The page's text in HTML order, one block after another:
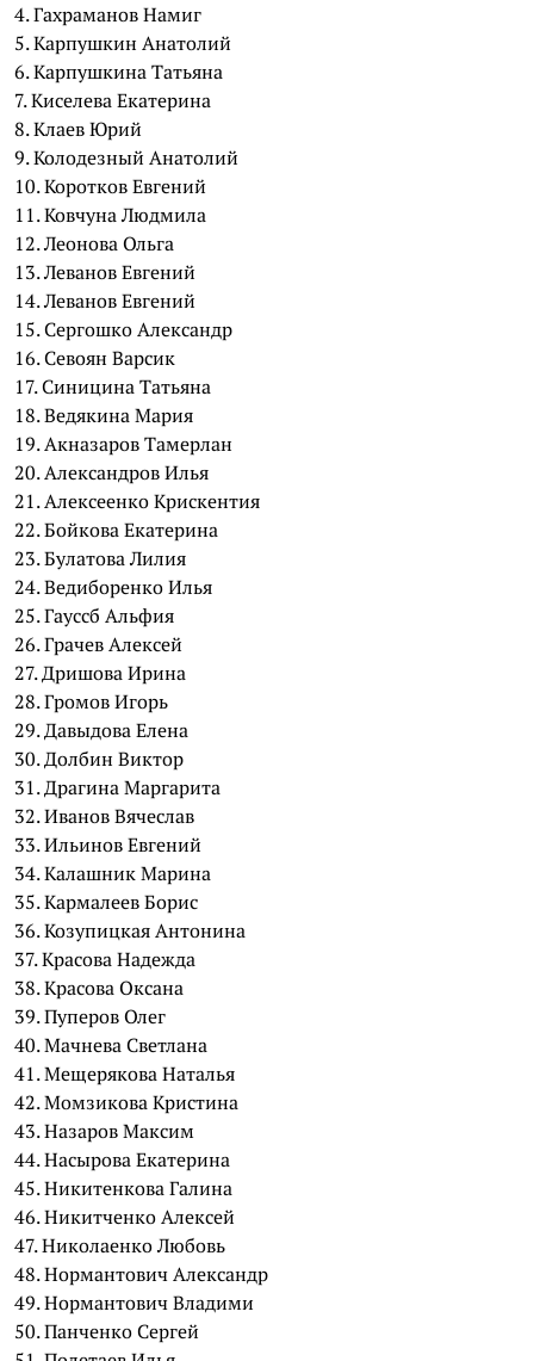
4. Гахраманов Намиг
5. Карпушкин Анатолий
6. Карпушкина Татьяна
7. Киселева Екатерина
8. Клаев Юрий
9. Колодезный Анатолий
10. Коротков Евгений
11. Ковчуна Людмила
12. Леонова Ольга
13. Леванов Евгений
14. Леванов Евгений
15. Сергошко Александр
16. Севоян Варсик
17. Синицина Татьяна
18. Ведякина Мария
19. Акназаров Тамерлан
20. Александров Илья
21. Алексеенко Крискентия
22. Бойкова Екатерина
23. Булатова Лилия
24. Ведиборенко Илья
25. Гауссб Альфия
26. Грачев Алексей
27. Дришова Ирина
28. Громов Игорь
29. Давыдова Елена
30. Долбин Виктор
31. Драгина Маргарита
32. Иванов Вячеслав
33. Ильинов Евгений
34. Калашник Марина
35. Кармалеев Борис
36. Козупицкая Антонина
37. Красова Надежда
38. Красова Оксана
39. Пуперов Олег
40. Мачнева Светлана
41. Мещерякова Наталья
42. Момзикова Кристина
43. Назаров Максим
44. Насырова Екатерина
45. Никитенкова Галина
46. Никитченко Алексей
47. Николаенко Любовь
48. Нормантович Александр
49. Нормантович Владими
50. Панченко Сергей